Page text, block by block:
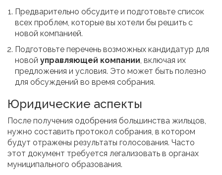
Предварительно обсудите и подготовьте список
всех проблем, которые вы хотели бы решить с
новой компанией.
Подготовьте перечень возможных кандидатур для
новой управляющей компании, включая их
предложения и условия. Это может быть полезно
для обсуждений во время собрания.
Юридические аспекты
После получения одобрения большинства жильцов,
нужно составить протокол собрания, в котором
будут отражены результаты голосования. Часто
этот документ требуется легализовать в органах
муниципального образования.